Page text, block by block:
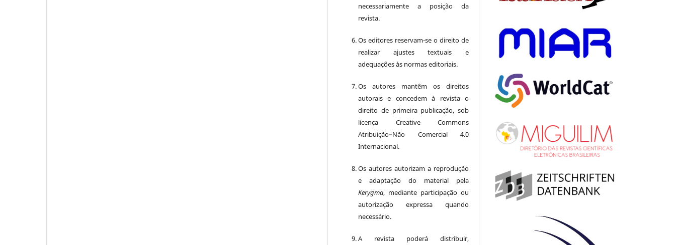
necessariamente a posição da
revista.
Os editores reservam-se o direito de
realizar ajustes textuais e
adequações às normas editoriais.
Os autores mantêm os direitos
autorais e concedem à revista o
direito de primeira publicação, sob
licença Creative Commons
Atribuição–Não Comercial 4.0
Internacional.
Os autores autorizam a reprodução
e adaptação do material pela
Kerygma, mediante participação ou
autorização expressa quando
necessário.
A revista poderá distribuir,